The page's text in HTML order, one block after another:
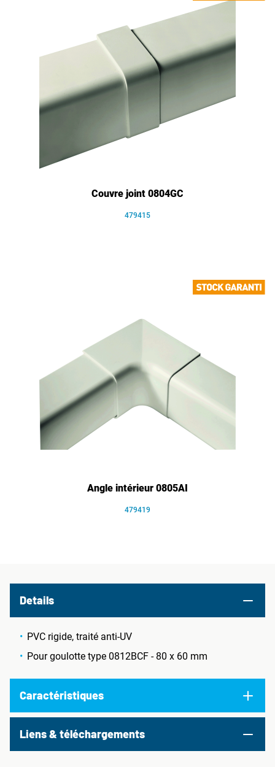
Couvre joint 0804GC
479415
Angle intérieur 0805AI
479419
Details
PVC rigide, traité anti-UV
Pour goulotte type 0812BCF - 80 x 60 mm
Caractéristiques
Liens & téléchargements